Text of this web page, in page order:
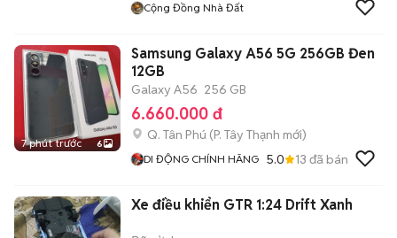
Cộng Đồng Nhà Đất
7 phút trước 6
Samsung Galaxy A56 5G 256GB Đen
12GB
Galaxy A56 256 GB
6.660.000 đ
Q. Tân Phú (P. Tây Thạnh mới)
DI ĐỘNG CHÍNH HÃNG 5.0 13 đã bán
Xe điều khiển GTR 1:24 Drift Xanh